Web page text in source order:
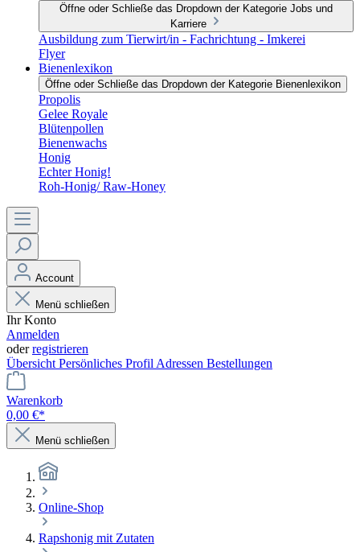
Öffne oder Schließe das Dropdown der Kategorie Jobs und
Karriere
Ausbildung zum Tierwirt/in - Fachrichtung - Imkerei
Flyer
Bienenlexikon
Öffne oder Schließe das Dropdown der Kategorie Bienenlexikon
Propolis
Gelee Royale
Blütenpollen
Bienenwachs
Honig
Echter Honig!
Roh-Honig/ Raw-Honey
Account
Menü schließen
Ihr Konto
Anmelden
oderregistrieren
Übersicht Persönliches Profil Adressen Bestellungen
Warenkorb
0,00 €*
Menü schließen
Online-Shop
Rapshonig mit Zutaten